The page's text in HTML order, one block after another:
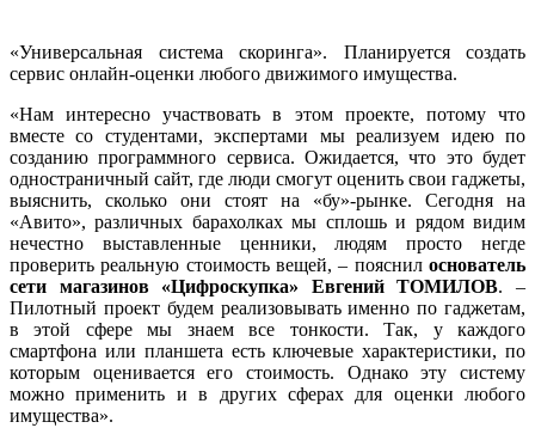
«Универсальная система скоринга». Планируется создать
сервис онлайн-оценки любого движимого имущества.
«Нам интересно участвовать в этом проекте, потому что
вместе со студентами, экспертами мы реализуем идею по
созданию программного сервиса. Ожидается, что это будет
одностраничный сайт, где люди смогут оценить свои гаджеты,
выяснить, сколько они стоят на «бу»-рынке. Сегодня на
«Авито», различных барахолках мы сплошь и рядом видим
нечестно выставленные ценники, людям просто негде
проверить реальную стоимость вещей, – пояснил основатель
сети магазинов «Цифроскупка» Евгений ТОМИЛОВ. –
Пилотный проект будем реализовывать именно по гаджетам,
в этой сфере мы знаем все тонкости. Так, у каждого
смартфона или планшета есть ключевые характеристики, по
которым оценивается его стоимость. Однако эту систему
можно применить и в других сферах для оценки любого
имущества».